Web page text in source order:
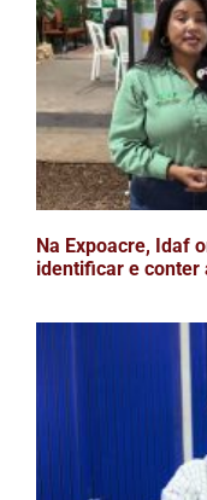
Na Expoacre, Idaf
identificar e conter